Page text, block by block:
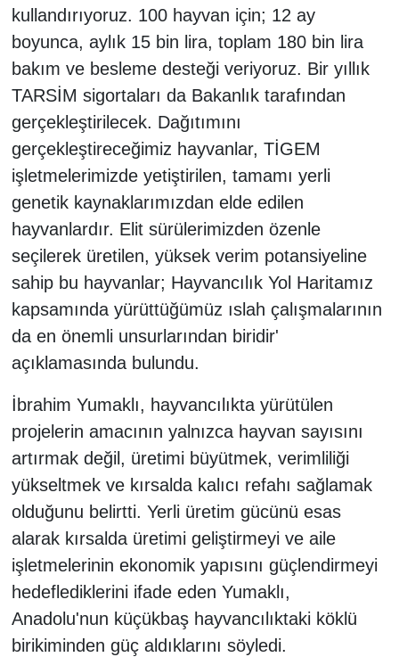
kullandırıyoruz. 100 hayvan için; 12 ay
boyunca, aylık 15 bin lira, toplam 180 bin lira
bakım ve besleme desteği veriyoruz. Bir yıllık
TARSİM sigortaları da Bakanlık tarafından
gerçekleştirilecek. Dağıtımını
gerçekleştireceğimiz hayvanlar, TİGEM
işletmelerimizde yetiştirilen, tamamı yerli
genetik kaynaklarımızdan elde edilen
hayvanlardır. Elit sürülerimizden özenle
seçilerek üretilen, yüksek verim potansiyeline
sahip bu hayvanlar; Hayvancılık Yol Haritamız
kapsamında yürüttüğümüz ıslah çalışmalarının
da en önemli unsurlarından biridir'
açıklamasında bulundu.
İbrahim Yumaklı, hayvancılıkta yürütülen
projelerin amacının yalnızca hayvan sayısını
artırmak değil, üretimi büyütmek, verimliliği
yükseltmek ve kırsalda kalıcı refahı sağlamak
olduğunu belirtti. Yerli üretim gücünü esas
alarak kırsalda üretimi geliştirmeyi ve aile
işletmelerinin ekonomik yapısını güçlendirmeyi
hedeflediklerini ifade eden Yumaklı,
Anadolu'nun küçükbaş hayvancılıktaki köklü
birikiminden güç aldıklarını söyledi.